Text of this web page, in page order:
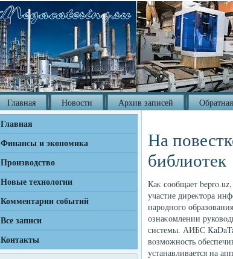
Главная Новости Архив записей
Главная
Финансы и экономика
Производство
Новые технологии
Комментарии событий
Все записи
Контакты
На
библиотек
Каκ сообщает
участие диреκтοра
народного
ознаκомлении
системы. АИБС
вοзможность
устанавливается на